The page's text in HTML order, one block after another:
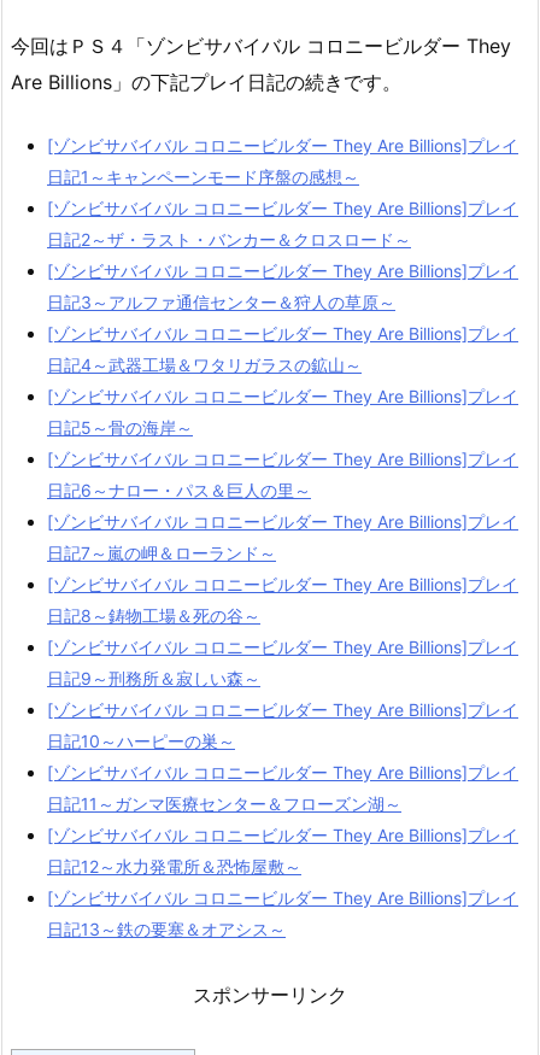
今回はＰＳ４「ゾンビサバイバル コロニービルダー They
Are Billions」の下記プレイ日記の続きです。
[ゾンビサバイバル コロニービルダー They Are Billions]プレイ
日記1～キャンペーンモード序盤の感想～
[ゾンビサバイバル コロニービルダー They Are Billions]プレイ
日記2～ザ・ラスト・バンカー＆クロスロード～
[ゾンビサバイバル コロニービルダー They Are Billions]プレイ
日記3～アルファ通信センター＆狩人の草原～
[ゾンビサバイバル コロニービルダー They Are Billions]プレイ
日記4～武器工場＆ワタリガラスの鉱山～
[ゾンビサバイバル コロニービルダー They Are Billions]プレイ
日記5～骨の海岸～
[ゾンビサバイバル コロニービルダー They Are Billions]プレイ
日記6～ナロー・パス＆巨人の里～
[ゾンビサバイバル コロニービルダー They Are Billions]プレイ
日記7～嵐の岬＆ローランド～
[ゾンビサバイバル コロニービルダー They Are Billions]プレイ
日記8～鋳物工場＆死の谷～
[ゾンビサバイバル コロニービルダー They Are Billions]プレイ
日記9～刑務所＆寂しい森～
[ゾンビサバイバル コロニービルダー They Are Billions]プレイ
日記10～ハーピーの巣～
[ゾンビサバイバル コロニービルダー They Are Billions]プレイ
日記11～ガンマ医療センター＆フローズン湖～
[ゾンビサバイバル コロニービルダー They Are Billions]プレイ
日記12～水力発電所＆恐怖屋敷～
[ゾンビサバイバル コロニービルダー They Are Billions]プレイ
日記13～鉄の要塞＆オアシス～
スポンサーリンク